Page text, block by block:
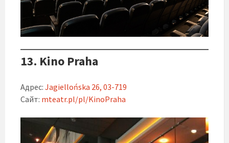
13. Kino Praha
Адрес: Jagiellońska 26, 03-719
Сайт: mteatr.pl/pl/KinoPraha